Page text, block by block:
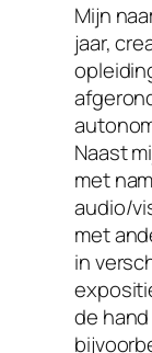
Mijn
jaar,
Naast
met
audio/
met
in
de